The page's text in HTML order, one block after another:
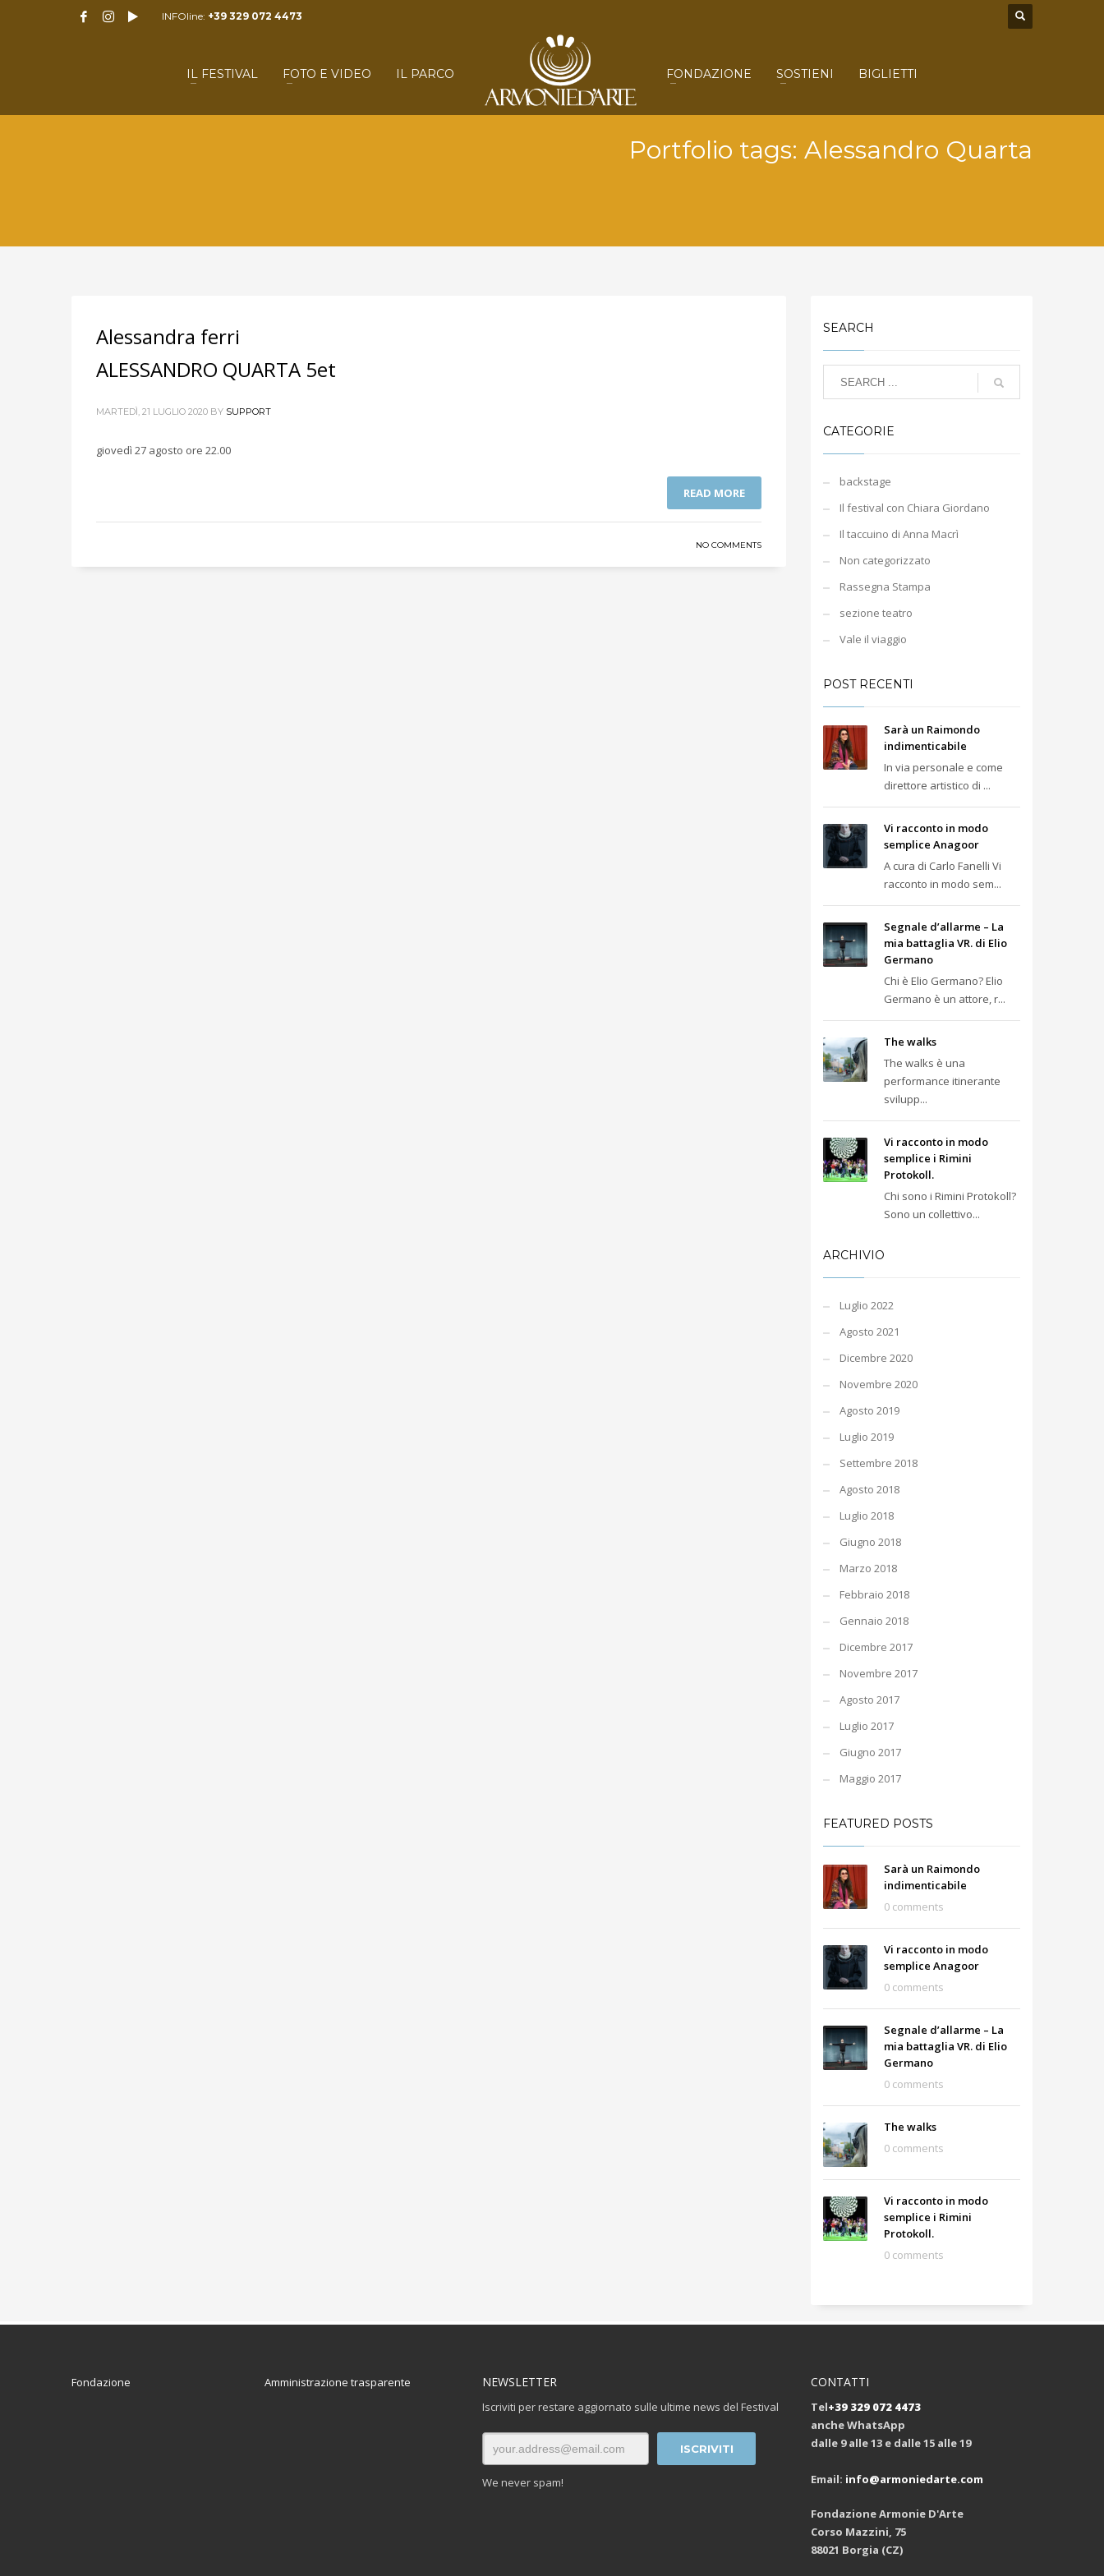
INFOline: +39 329 072 4473
IL FESTIVAL FOTO E VIDEO IL PARCO FONDAZIONE SOSTIENI BIGLIETTI
Portfolio tags: Alessandro Quarta
Alessandra ferri
ALESSANDRO QUARTA 5et
MARTEDÌ, 21 LUGLIO 2020 BY SUPPORT
giovedì 27 agosto ore 22.00
READ MORE
NO COMMENTS
SEARCH
CATEGORIE
backstage
Il festival con Chiara Giordano
Il taccuino di Anna Macrì
Non categorizzato
Rassegna Stampa
sezione teatro
Vale il viaggio
POST RECENTI
Sarà un Raimondo
indimenticabile
In via personale e come
direttore artistico di ...
Vi racconto in modo
semplice Anagoor
A cura di Carlo Fanelli Vi
racconto in modo sem...
Segnale d’allarme – La
mia battaglia VR. di Elio
Germano
Chi è Elio Germano? Elio
Germano è un attore, r...
The walks
The walks è una
performance itinerante
svilupp...
Vi racconto in modo
semplice i Rimini
Protokoll.
Chi sono i Rimini Protokoll?
Sono un collettivo...
ARCHIVIO
Luglio 2022
Agosto 2021
Dicembre 2020
Novembre 2020
Agosto 2019
Luglio 2019
Settembre 2018
Agosto 2018
Luglio 2018
Giugno 2018
Marzo 2018
Febbraio 2018
Gennaio 2018
Dicembre 2017
Novembre 2017
Agosto 2017
Luglio 2017
Giugno 2017
Maggio 2017
FEATURED POSTS
Sarà un Raimondo
indimenticabile
0 comments
Vi racconto in modo
semplice Anagoor
0 comments
Segnale d’allarme – La
mia battaglia VR. di Elio
Germano
0 comments
The walks
0 comments
Vi racconto in modo
semplice i Rimini
Protokoll.
0 comments
Fondazione Amministrazione trasparente NEWSLETTER
Iscriviti per restare aggiornato sulle ultime news del Festival
We never spam!
CONTATTI
Tel+39 329 072 4473
anche WhatsApp
dalle 9 alle 13 e dalle 15 alle 19
Email: info@armoniedarte.com
Fondazione Armonie D'Arte
Corso Mazzini, 75
88021 Borgia (CZ)